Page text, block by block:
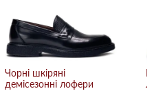
Чорні шкіряні
демісезонні лофери